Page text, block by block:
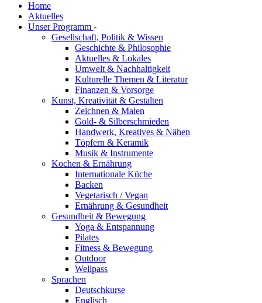
Home
Aktuelles
Unser Programm -
Gesellschaft, Politik & Wissen
Geschichte & Philosophie
Aktuelles & Lokales
Umwelt & Nachhaltigkeit
Kulturelle Themen & Literatur
Finanzen & Vorsorge
Kunst, Kreativität & Gestalten
Zeichnen & Malen
Gold- & Silberschmieden
Handwerk, Kreatives & Nähen
Töpfern & Keramik
Musik & Instrumente
Kochen & Ernährung
Internationale Küche
Backen
Vegetarisch / Vegan
Ernährung & Gesundheit
Gesundheit & Bewegung
Yoga & Entspannung
Pilates
Fitness & Bewegung
Outdoor
Wellpass
Sprachen
Deutschkurse
Englisch